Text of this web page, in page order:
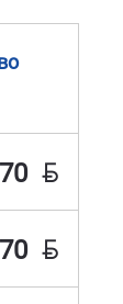
BYN
BYN